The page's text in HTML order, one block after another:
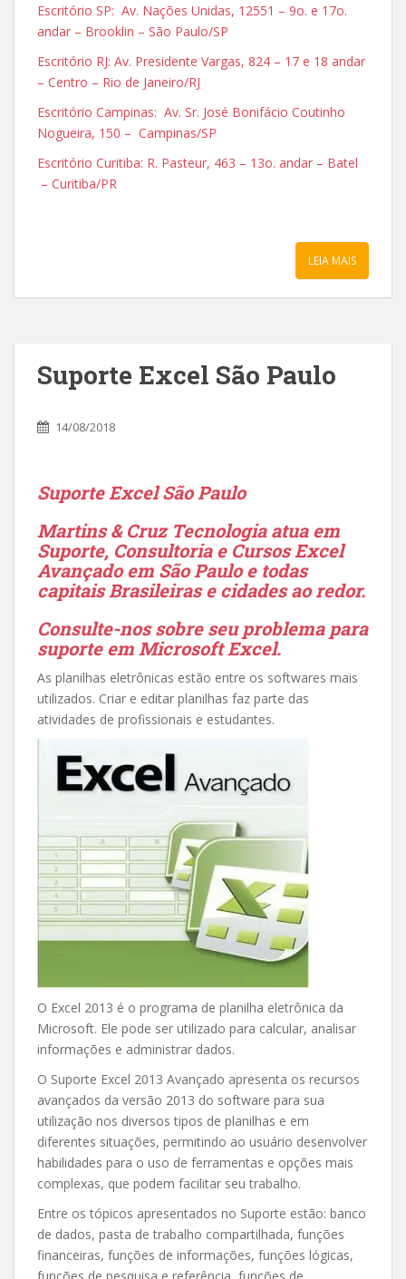
Escritório SP: Av. Nações Unidas, 12551 – 9o. e 17o.
andar – Brooklin – São Paulo/SP
Escritório RJ: Av. Presidente Vargas, 824 – 17 e 18 andar
– Centro – Rio de Janeiro/RJ
Escritório Campinas: Av. Sr. José Bonifácio Coutinho
Nogueira, 150 – Campinas/SP
Escritório Curitiba: R. Pasteur, 463 – 13o. andar – Batel
– Curitiba/PR
LEIA MAIS
Suporte Excel São Paulo
14/08/2018
Suporte Excel São Paulo
Martins & Cruz Tecnologia atua em
Suporte, Consultoria e Cursos Excel
Avançado em São Paulo e todas
capitais Brasileiras e cidades ao redor.
Consulte-nos sobre seu problema para
suporte em Microsoft Excel.
As planilhas eletrônicas estão entre os softwares mais
utilizados. Criar e editar planilhas faz parte das
atividades de profissionais e estudantes.
O Excel 2013 é o programa de planilha eletrônica da
Microsoft. Ele pode ser utilizado para calcular, analisar
informações e administrar dados.
O Suporte Excel 2013 Avançado apresenta os recursos
avançados da versão 2013 do software para sua
utilização nos diversos tipos de planilhas e em
diferentes situações, permitindo ao usuário desenvolver
habilidades para o uso de ferramentas e opções mais
complexas, que podem facilitar seu trabalho.
Entre os tópicos apresentados no Suporte estão: banco
de dados, pasta de trabalho compartilhada, funções
financeiras, funções de informações, funções lógicas,